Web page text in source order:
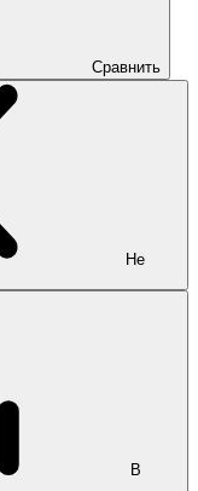
Сравнить
Не
В